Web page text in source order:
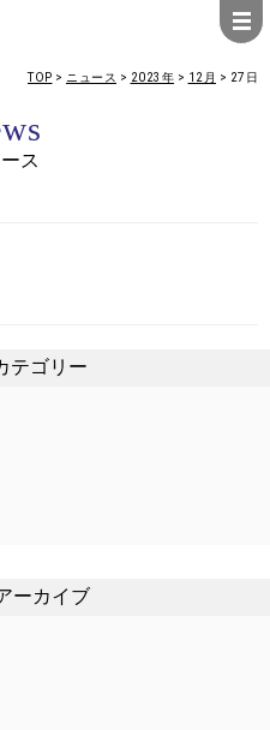
TOP > ニュース > 2023年 > 12月 > 27日
ス
テゴリー
ーカイブ